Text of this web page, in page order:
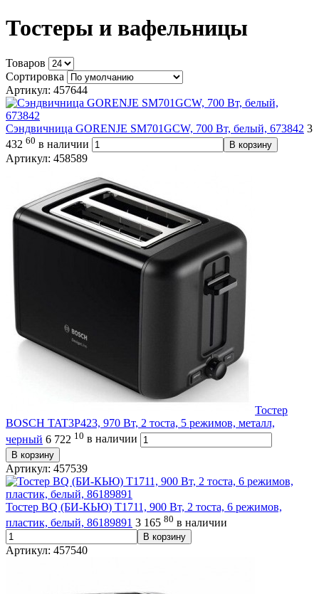
Тостеры и вафельницы
Товаров
Сортировка
Артикул: 457644
Сэндвичница GORENJE SM701GCW, 700 Вт, белый, 673842 3
432 60 в наличии В корзину
Артикул: 458589
Тостер
BOSCH TAT3P423, 970 Вт, 2 тоста, 5 режимов, металл,
черный 6 722 10 в наличии
В корзину
Артикул: 457539
Тостер BQ (БИ-КЬЮ) T1711, 900 Вт, 2 тоста, 6 режимов,
пластик, белый, 86189891 3 165 80 в наличии
В корзину
Артикул: 457540